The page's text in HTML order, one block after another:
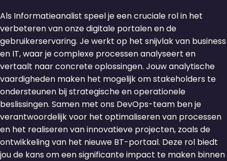
Als Informatieanalist speel je een cruciale rol in het
verbeteren van onze digitale portalen en de
gebruikerservaring. Je werkt op het snijvlak van business
en IT, waar je complexe processen analyseert en
vertaalt naar concrete oplossingen. Jouw analytische
vaardigheden maken het mogelijk om stakeholders te
ondersteunen bij strategische en operationele
beslissingen. Samen met ons DevOps-team ben je
verantwoordelijk voor het optimaliseren van processen
en het realiseren van innovatieve projecten, zoals de
ontwikkeling van het nieuwe BT-portaal. Deze rol biedt
jou de kans om een significante impact te maken binnen